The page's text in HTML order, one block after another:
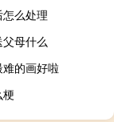
么处理
母什么
的画好啦